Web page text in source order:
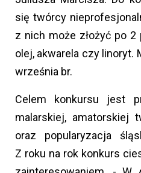
się twórcy
z nich może złożyć po
olej, akwarela czy linoryt.
września br.
Celem konkursu jest
malarskiej, amatorskiej
oraz popularyzacja
Z roku na rok konkurs